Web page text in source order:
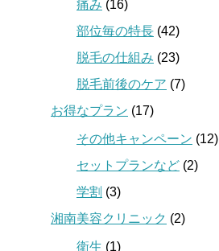
痛み (16)
部位毎の特長 (42)
脱毛の仕組み (23)
脱毛前後のケア (7)
お得なプラン (17)
その他キャンペーン (12)
セットプランなど (2)
学割 (3)
湘南美容クリニック (2)
衛生 (1)